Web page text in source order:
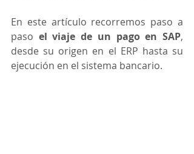
En este artículo recorremos paso a
paso el viaje de un pago en SAP,
desde su origen en el ERP hasta su
ejecución en el sistema bancario.